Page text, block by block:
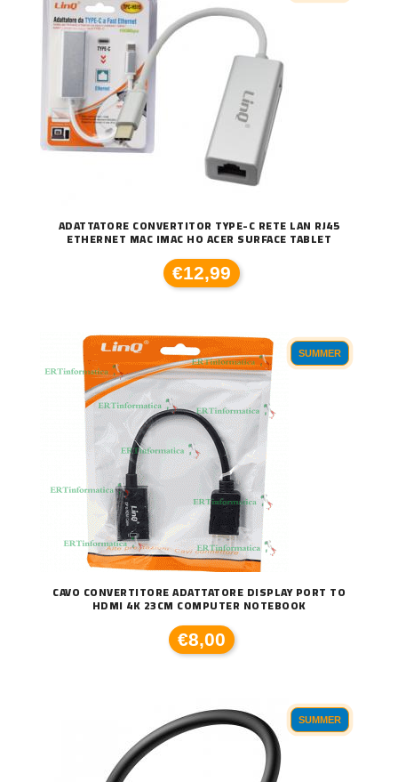
ADATTATORE CONVERTITOR TYPE-C RETE LAN RJ45
ETHERNET MAC IMAC HO ACER SURFACE TABLET
€12,99
SUMMER
CAVO CONVERTITORE ADATTATORE DISPLAY PORT TO
HDMI 4K 23CM COMPUTER NOTEBOOK
€8,00
SUMMER